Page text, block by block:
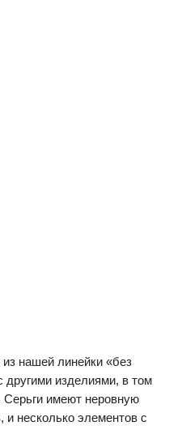
нашей линейки «без
другими изделиями, в том
Серьги имеют неровную
несколько элементов с